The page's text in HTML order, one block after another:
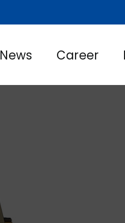
News Career